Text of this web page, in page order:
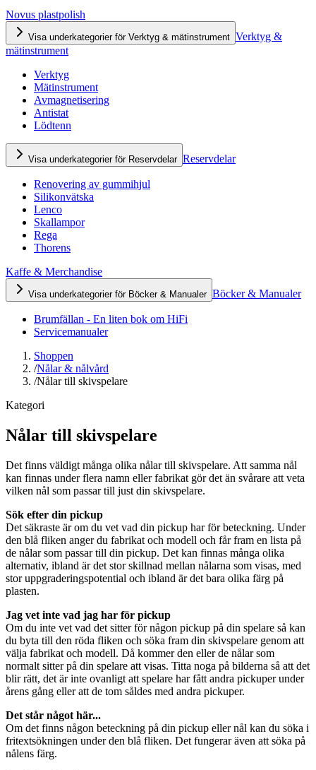
Novus plastpolish
Visa underkategorier för Verktyg & mätinstrument Verktyg &
mätinstrument
Verktyg
Mätinstrument
Avmagnetisering
Antistat
Lödtenn
Visa underkategorier för Reservdelar Reservdelar
Renovering av gummihjul
Silikonvätska
Lenco
Skallampor
Rega
Thorens
Kaffe & Merchandise
Visa underkategorier för Böcker & Manualer Böcker & Manualer
Brumfällan - En liten bok om HiFi
Servicemanualer
Shoppen
/Nålar & nålvård
/Nålar till skivspelare
Kategori
Nålar till skivspelare
Det finns väldigt många olika nålar till skivspelare. Att samma nål
kan finnas under flera namn eller fabrikat gör det än svårare att veta
vilken nål som passar till just din skivspelare.
Sök efter din pickup
Det säkraste är om du vet vad din pickup har för beteckning. Under
den blå fliken anger du fabrikat och modell och får fram en lista på
de nålar som passar till din pickup. Det kan finnas många olika
alternativ, ibland är det stor skillnad mellan nålarna som visas, med
stor uppgraderingspotential och ibland är det bara olika färg på
plasten.
Jag vet inte vad jag har för pickup
Om du inte vet vad det sitter för någon pickup på din spelare så kan
du byta till den röda fliken och söka fram din skivspelare genom att
välja fabrikat och modell. Då kommer den eller de nålar som
normalt sitter på din spelare att visas. Titta noga på bilderna så att det
blir rätt, det är inte ovanligt att spelare har fått andra pickuper under
årens gång eller att de tom såldes med andra pickuper.
Det står något här...
Om det finns någon beteckning på din pickup eller nål kan du söka i
fritextsökningen under den blå fliken. Det fungerar även att söka på
nålens färg.